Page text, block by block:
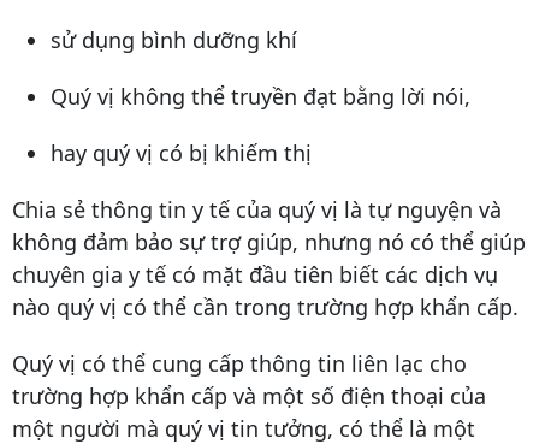
sử dụng bình dưỡng khí
Quý vị không thể truyền đạt bằng lời nói,
hay quý vị có bị khiếm thị
Chia sẻ thông tin y tế của quý vị là tự nguyện và
không đảm bảo sự trợ giúp, nhưng nó có thể giúp
chuyên gia y tế có mặt đầu tiên biết các dịch vụ
nào quý vị có thể cần trong trường hợp khẩn cấp.
Quý vị có thể cung cấp thông tin liên lạc cho
trường hợp khẩn cấp và một số điện thoại của
một người mà quý vị tin tưởng, có thể là một